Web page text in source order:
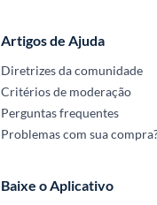
Artigos de Ajuda
Diretrizes da comunidade
Critérios de moderação
Perguntas frequentes
Problemas com sua
Baixe o Aplicativo